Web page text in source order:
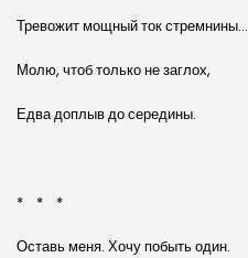
Тревожит мощный ток стремнины…
Молю, чтоб только не заглох,
Едва доплыв до середины.
* * *
Оставь меня. Хочу побыть один.